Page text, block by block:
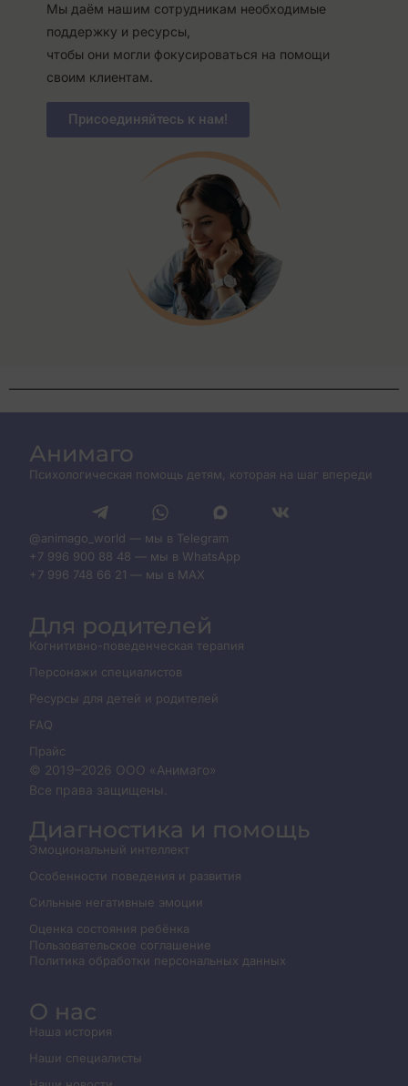
Мы даём нашим сотрудникам необходимые
поддержку и ресурсы,
чтобы они могли фокусироваться на помощи
своим клиентам.
Присоединяйтесь к нам!
Анимаго
Психологическая помощь детям, которая на шаг впереди
@animago_world — мы в Telegram
+7 996 900 88 48 — мы в WhatsApp
+7 996 748 66 21 — мы в MAX
Для родителей
Когнитивно-поведенческая терапия
Персонажи специалистов
Ресурсы для детей и родителей
FAQ
Прайс
© 2019– 2026 ООО «Анимаго»
Все права защищены.
Диагностика и помощь
Эмоциональный интеллект
Особенности поведения и развития
Сильные негативные эмоции
Оценка состояния ребёнка
Пользовательское соглашение
Политика обработки персональных данных
О нас
Наша история
Наши специалисты